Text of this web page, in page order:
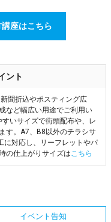
座はこちら
ント
聞折込やポスティング広
など幅広い用途でご利用い
いサイズで街頭配布や、レ
す。A7、B8以外のチラシサ
に対応し、リーフレットやパ
の仕上がりサイズはこちら
イベント告知